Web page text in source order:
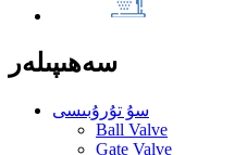
سەھىپىلەر
سۇ تۇرۇبىسى
Ball Valve
Gate Valve